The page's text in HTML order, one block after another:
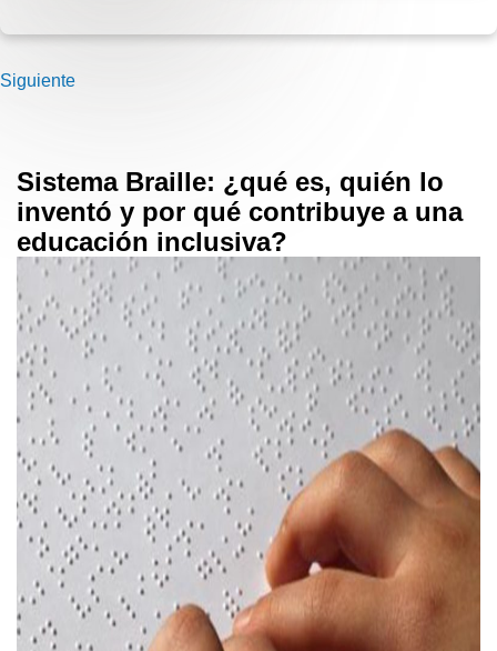
Siguiente
Sistema Braille: ¿qué es, quién lo
inventó y por qué contribuye a una
educación inclusiva?